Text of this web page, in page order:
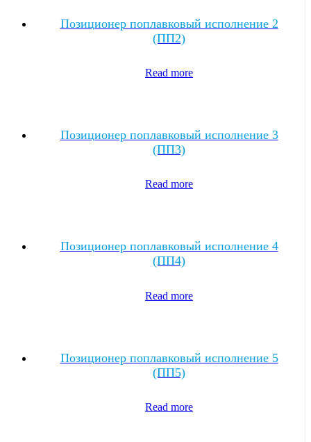
Позиционер поплавковый исполнение 2
(ПП2)
Read more
Позиционер поплавковый исполнение 3
(ПП3)
Read more
Позиционер поплавковый исполнение 4
(ПП4)
Read more
Позиционер поплавковый исполнение 5
(ПП5)
Read more